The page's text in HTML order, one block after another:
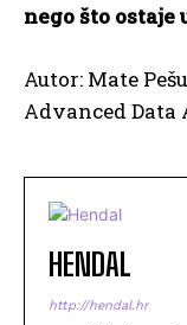
nego što ostaje
Autor: Mate
Advanced
HENDAL
http://hendal.hr